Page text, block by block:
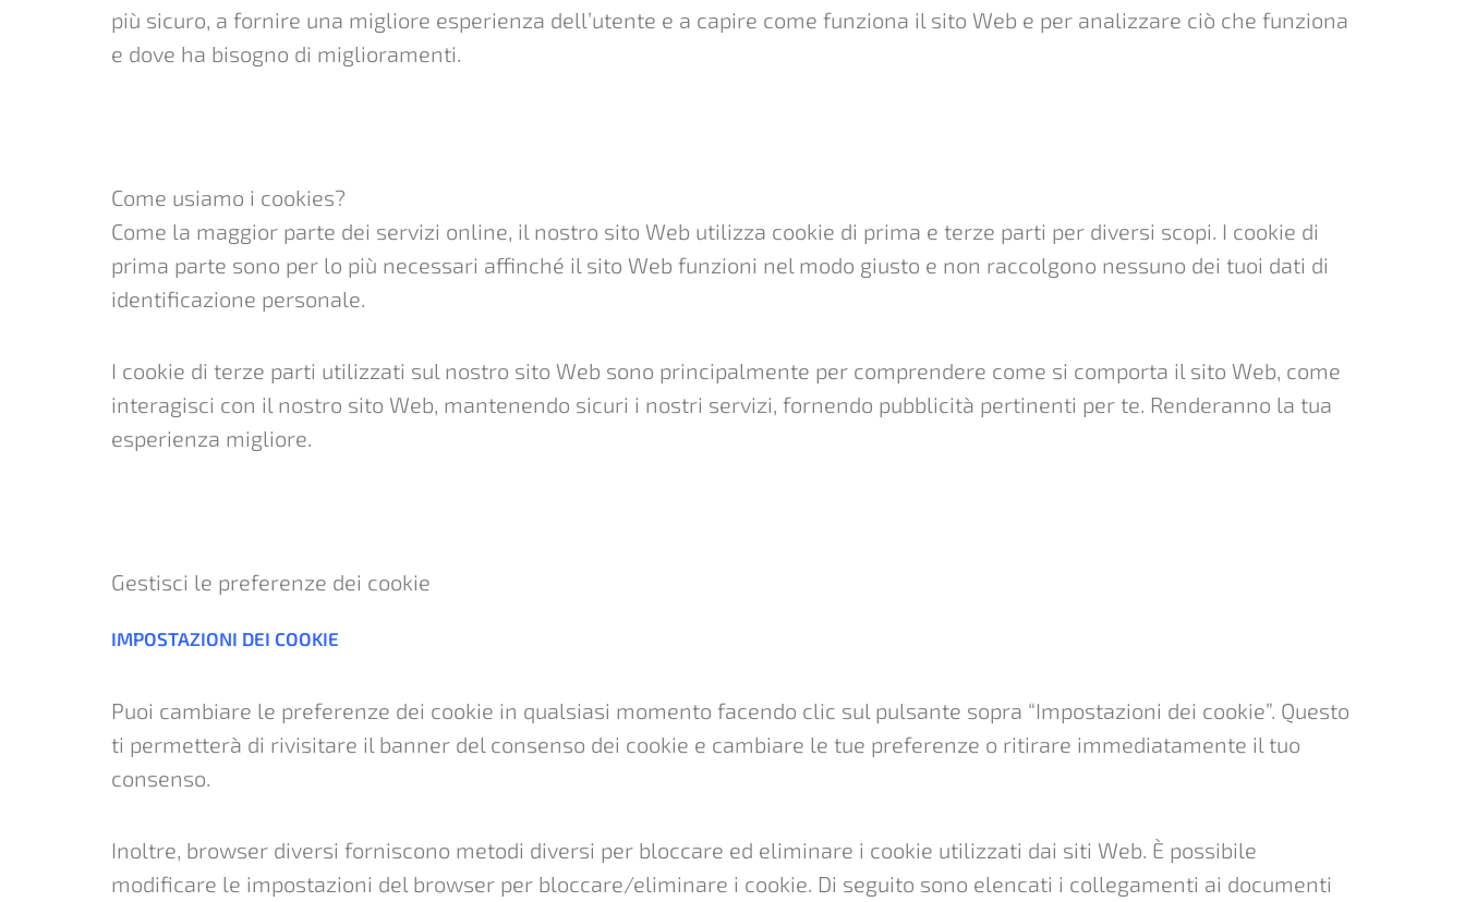
più sicuro, a fornire una migliore esperienza dell’utente e a capire come funziona il sito Web e per analizzare ciò che funziona
e dove ha bisogno di miglioramenti.
Come usiamo i cookies?
Come la maggior parte dei servizi online, il nostro sito Web utilizza cookie di prima e terze parti per diversi scopi. I cookie di
prima parte sono per lo più necessari affinché il sito Web funzioni nel modo giusto e non raccolgono nessuno dei tuoi dati di
identificazione personale.
I cookie di terze parti utilizzati sul nostro sito Web sono principalmente per comprendere come si comporta il sito Web, come
interagisci con il nostro sito Web, mantenendo sicuri i nostri servizi, fornendo pubblicità pertinenti per te. Renderanno la tua
esperienza migliore.
Gestisci le preferenze dei cookie
IMPOSTAZIONI DEI COOKIE
Puoi cambiare le preferenze dei cookie in qualsiasi momento facendo clic sul pulsante sopra “Impostazioni dei cookie”. Questo
ti permetterà di rivisitare il banner del consenso dei cookie e cambiare le tue preferenze o ritirare immediatamente il tuo
consenso.
Inoltre, browser diversi forniscono metodi diversi per bloccare ed eliminare i cookie utilizzati dai siti Web. È possibile
modificare le impostazioni del browser per bloccare/eliminare i cookie. Di seguito sono elencati i collegamenti ai documenti